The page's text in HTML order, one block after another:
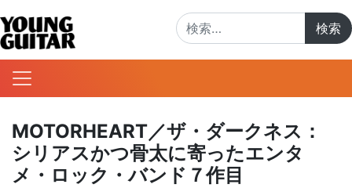
MOTORHEART／ザ・ダークネス：
シリアスかつ骨太に寄ったエンタ
メ・ロック・バンド７作目